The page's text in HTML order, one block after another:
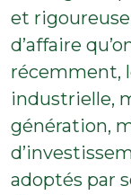
et
d’affaire
récemment,
industrielle,
génération,
adoptés par